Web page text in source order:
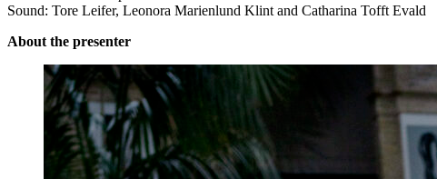
Sound: Tore Leifer, Leonora Marienlund Klint and Catharina Tofft Evald
About the presenter